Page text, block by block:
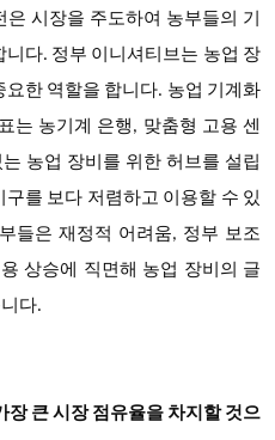
시장을 주도하여 농부들의 기
다. 정부 이니셔티브는 농업 장
한 역할을 합니다. 농업 기계화
는 농기계 은행, 맞춤형 고용 센
농업 장비를 위한 허브를 설립
를 보다 저렴하고 이용할 수 있
들은 재정적 어려움, 정부 보조
상승에 직면해 농업 장비의 글
다.
장 큰 시장 점유율을 차지할 것으